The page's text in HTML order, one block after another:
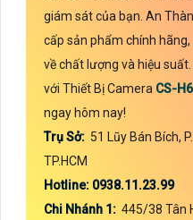
giám sát của bạn. An
cấp sản phẩm chính
về chất lượng và hiệu
với Thiết Bị Camera CS-
ngay hôm nay!
Trụ Sở: 51 Lũy Bán Bích,
TP.HCM
Hotline: 0938.11.23.99
Chi Nhánh 1: 445/38 Tân